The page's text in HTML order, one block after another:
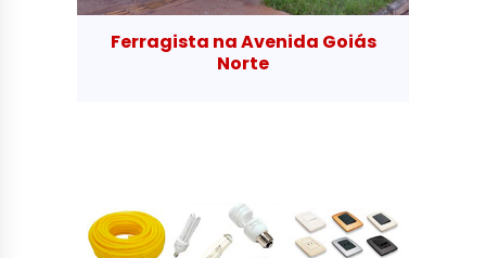
Ferragista na Avenida Goiás
Norte